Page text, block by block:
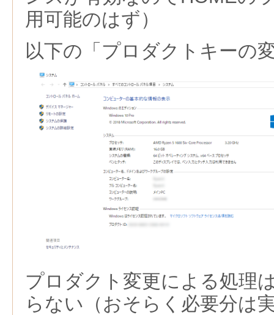
用可能のはず）
以下の「プロダクトキーの
プロダクト変更による処理
らない（おそらく必要分は